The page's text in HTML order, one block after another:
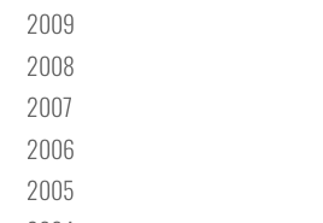
2009
2008
2007
2006
2005